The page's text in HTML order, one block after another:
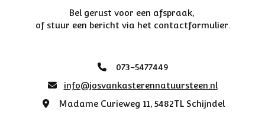
Bel gerust voor een afspraak,
of stuur een bericht via het contactformulier.
073-5477449
 info@josvankasterennatuursteen.nl
Madame Curieweg 11, 5482TL Schijndel